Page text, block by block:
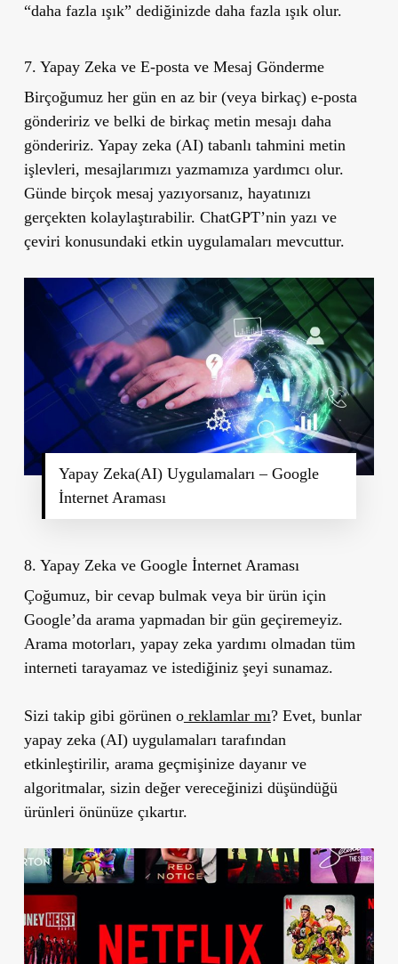
“daha fazla ışık” dediğinizde daha fazla ışık olur.
7. Yapay Zeka ve E-posta ve Mesaj Gönderme
Birçoğumuz her gün en az bir (veya birkaç) e-posta
göndeririz ve belki de birkaç metin mesajı daha
göndeririz. Yapay zeka (AI) tabanlı tahmini metin
işlevleri, mesajlarımızı yazmamıza yardımcı olur.
Günde birçok mesaj yazıyorsanız, hayatınızı
gerçekten kolaylaştırabilir. ChatGPT’nin yazı ve
çeviri konusundaki etkin uygulamaları mevcuttur.
Yapay Zeka(AI) Uygulamaları – Google
İnternet Araması
8. Yapay Zeka ve Google İnternet Araması
Çoğumuz, bir cevap bulmak veya bir ürün için
Google’da arama yapmadan bir gün geçiremeyiz.
Arama motorları, yapay zeka yardımı olmadan tüm
interneti tarayamaz ve istediğiniz şeyi sunamaz.
Sizi takip gibi görünen oreklamlar mı? Evet, bunlar
yapay zeka (AI) uygulamaları tarafından
etkinleştirilir, arama geçmişinize dayanır ve
algoritmalar, sizin değer vereceğinizi düşündüğü
ürünleri önünüze çıkartır.